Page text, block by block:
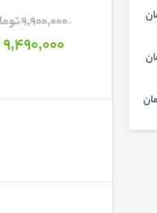
9٬900٬000 تومان
9٬490٬000 تومان
تومان